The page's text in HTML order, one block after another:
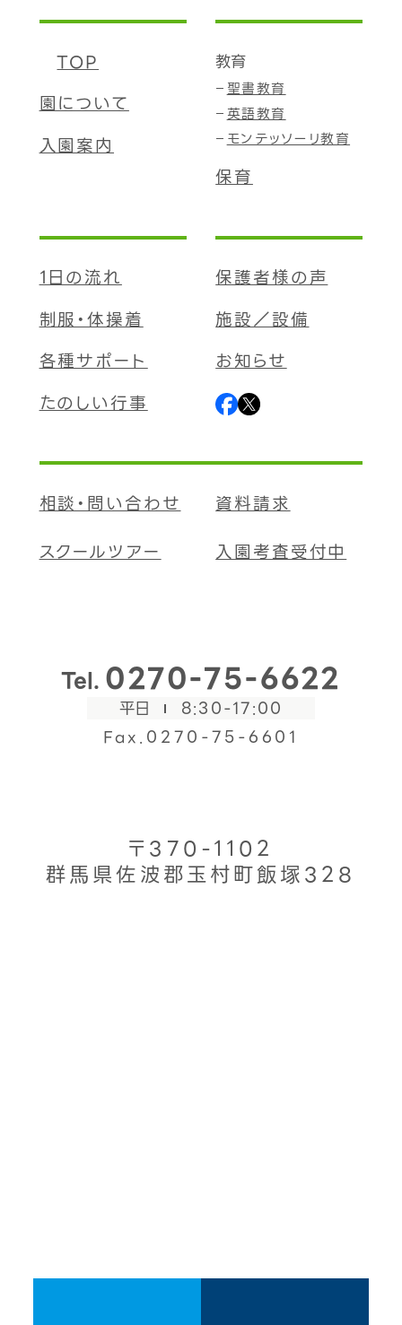
TOP
園について
入園案内
教育
聖書教育
英語教育
モンテッソーリ教育
保育
1日の流れ
制服・体操着
各種サポート
たのしい行事
保護者様の声
施設／設備
お知らせ
相談・問い合わせ
資料請求
スクールツアー
入園考査受付中
Tel. 0270-75-6622
平日
8:30-17:00
Fax.0270-75-6601
〒370-1102
群馬県佐波郡玉村町飯塚328